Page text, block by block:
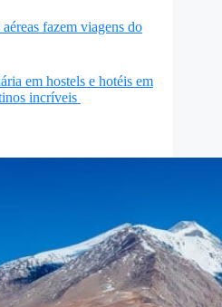
fazem viagens do
em hostels e hotéis em
incríveis